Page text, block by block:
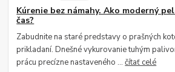
Kúrenie bez námahy. Ako moderný
čas?
Zabudnite na staré predstavy o prašných
prikladaní. Dnešné vykurovanie tuhým
prácu precízne nastaveného ...čítať celé